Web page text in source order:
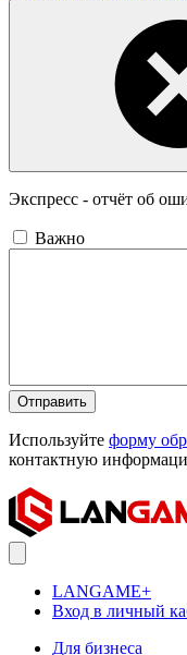
Экспресс - отчёт об
Важно
Отправить
Используйте форму
контактную
LANGAME+
Вход в личный
Для бизнеса